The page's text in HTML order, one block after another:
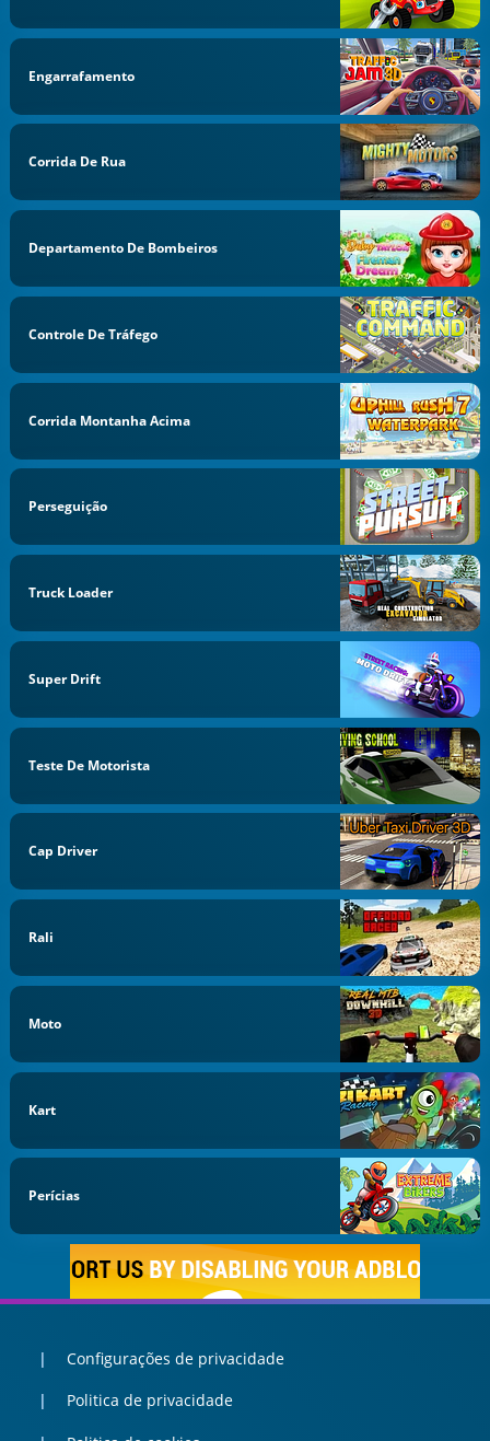
Engarrafamento
Corrida De Rua
Departamento De Bombeiros
Controle De Tráfego
Corrida Montanha Acima
Perseguição
Truck Loader
Super Drift
Teste De Motorista
Cap Driver
Rali
Moto
Kart
Perícias
Configurações de privacidade
Politica de privacidade